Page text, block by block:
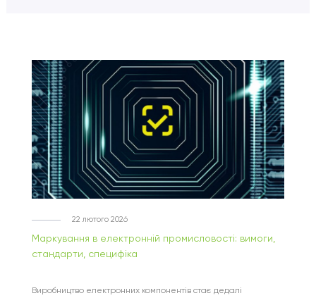
22 лютого 2026
Маркування в електронній промисловості: вимоги,
стандарти, специфіка
Виробництво електронних компонентів стає дедалі